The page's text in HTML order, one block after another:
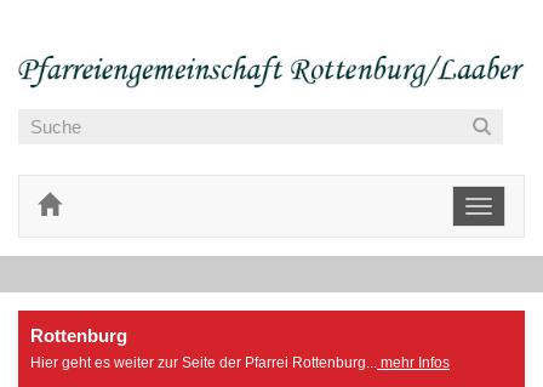
Toggle
Rottenburg
Hier geht es weiter zur Seite der Pfarrei Rottenburg... mehr Infos